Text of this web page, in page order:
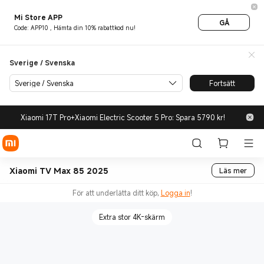
Mi Store APP
Code: APP10 , Hämta din 10% rabattkod nu!
GÅ
Sverige / Svenska
Sverige / Svenska Fortsätt
Xiaomi 17T Pro+Xiaomi Electric Scooter 5 Pro: Spara 5790 kr!
Xiaomi TV Max 85 2025 Läs mer
För att underlätta ditt köp, Logga in!
Extra stor 4K-skärm